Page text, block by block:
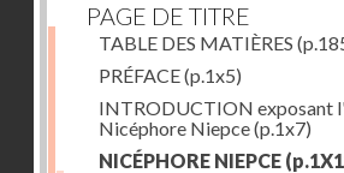
PAGE DE TITRE
TABLE DES MATIÈRES
PRÉFACE(p.1x5)
INTRODUCTION exposant
Nicéphore Niepce(p.1x7)
NICÉPHORE NIEPCE